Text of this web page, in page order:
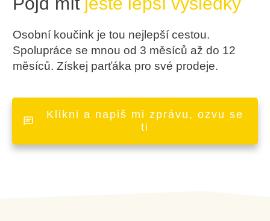
Osobní koučink je tou nejlepší cestou.
Spolupráce se mnou od 3 měsíců až do 12
měsíců. Získej parťáka pro své prodeje.
Klikni a napiš mi zprávu, ozvu se
ti